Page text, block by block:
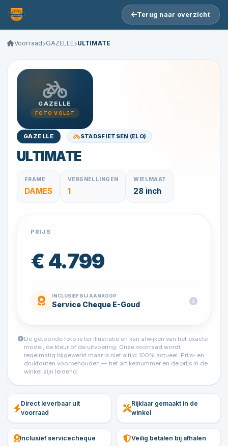
Terug naar overzicht
Voorraad GAZELLE ULTIMATE
GAZELLE
FOTO VOLGT
GAZELLE STADSFIETSEN (ELO)
ULTIMATE
FRAME
DAMES
VERSNELLINGEN
1
WIELMAAT
28 inch
PRIJS
€ 4.799
INCLUSIEF BIJ AANKOOP
Service Cheque E-Goud
De getoonde foto is ter illustratie en kan afwijken van het exacte
model, de kleur of de uitvoering. Onze voorraad wordt
regelmatig bijgewerkt maar is niet altijd 100% actueel. Prijs- en
drukfouten voorbehouden — het artikelnummer en de prijs in de
winkel zijn leidend.
Direct leverbaar uit
voorraad
Rijklaar gemaakt in de
winkel
Inclusief servicecheque Veilig betalen bij afhalen